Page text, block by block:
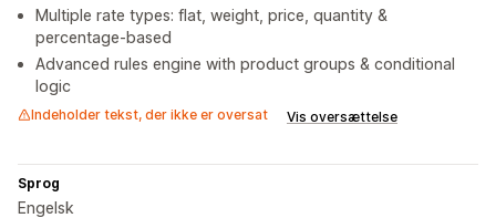
Multiple rate types: flat, weight, price, quantity &
percentage-based
Advanced rules engine with product groups & conditional
logic
Indeholder tekst, der ikke er oversat Vis oversættelse
Sprog
Engelsk